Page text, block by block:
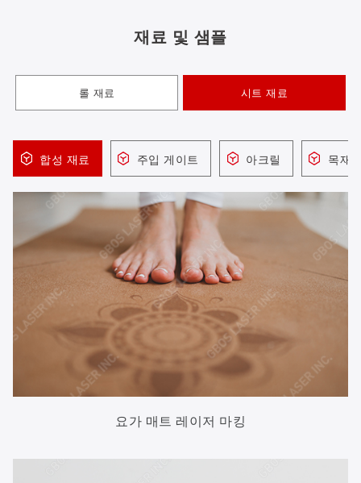
재료 및 샘플
롤 재료 시트 재료
합성 재료 주입 게이트 아크릴 목재
요가 매트 레이저 마킹